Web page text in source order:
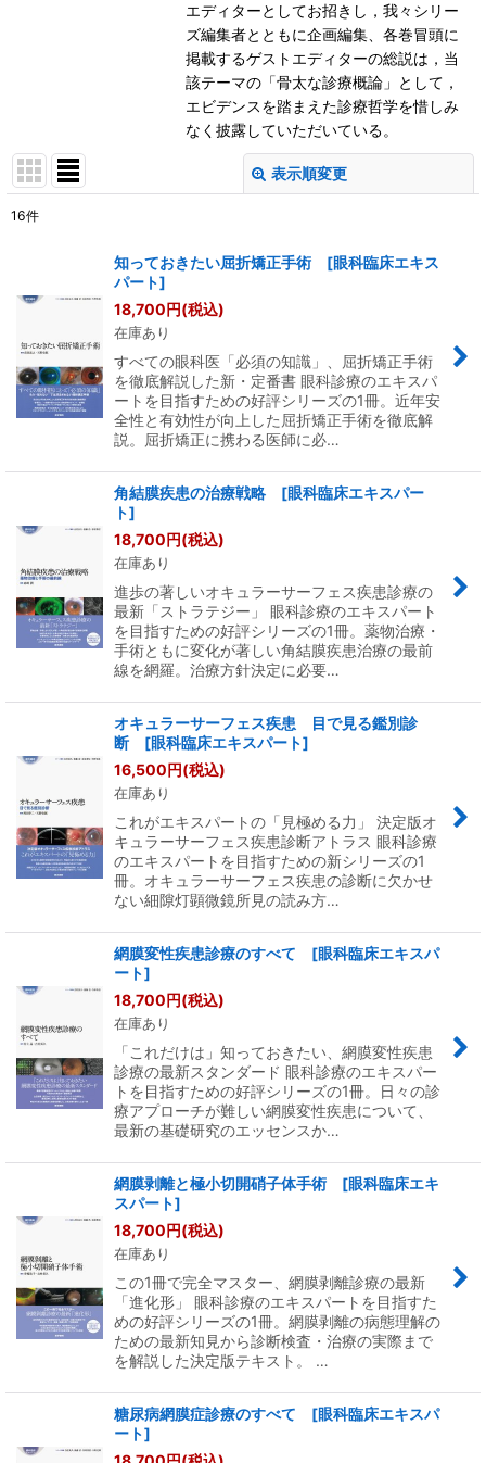
エディターとしてお招きし，我々シリー
ズ編集者とともに企画編集、各巻冒頭に
掲載するゲストエディターの総説は，当
該テーマの「骨太な診療概論」として，
エビデンスを踏まえた診療哲学を惜しみ
なく披露していただいている。
表示順変更
並び順:
絞り込む
16件
知っておきたい屈折矯正手術 [眼科臨床エキス
パート]
18,700円(税込)
在庫あり
すべての眼科医「必須の知識」、屈折矯正手術
を徹底解説した新・定番書 眼科診療のエキスパ
ートを目指すための好評シリーズの1冊。近年安
全性と有効性が向上した屈折矯正手術を徹底解
説。屈折矯正に携わる医師に必…
角結膜疾患の治療戦略 [眼科臨床エキスパー
ト]
18,700円(税込)
在庫あり
進歩の著しいオキュラーサーフェス疾患診療の
最新「ストラテジー」 眼科診療のエキスパート
を目指すための好評シリーズの1冊。薬物治療・
手術ともに変化が著しい角結膜疾患治療の最前
線を網羅。治療方針決定に必要…
オキュラーサーフェス疾患 目で見る鑑別診
断 [眼科臨床エキスパート]
16,500円(税込)
在庫あり
これがエキスパートの「見極める力」 決定版オ
キュラーサーフェス疾患診断アトラス 眼科診療
のエキスパートを目指すための新シリーズの1
冊。オキュラーサーフェス疾患の診断に欠かせ
ない細隙灯顕微鏡所見の読み方…
網膜変性疾患診療のすべて [眼科臨床エキスパ
ート]
18,700円(税込)
在庫あり
「これだけは」知っておきたい、網膜変性疾患
診療の最新スタンダード 眼科診療のエキスパー
トを目指すための好評シリーズの1冊。日々の診
療アプローチが難しい網膜変性疾患について、
最新の基礎研究のエッセンスか…
網膜剥離と極小切開硝子体手術 [眼科臨床エキ
スパート]
18,700円(税込)
在庫あり
この1冊で完全マスター、網膜剥離診療の最新
「進化形」 眼科診療のエキスパートを目指すた
めの好評シリーズの1冊。網膜剥離の病態理解の
ための最新知見から診断検査・治療の実際まで
を解説した決定版テキスト。 …
糖尿病網膜症診療のすべて [眼科臨床エキスパ
ート]